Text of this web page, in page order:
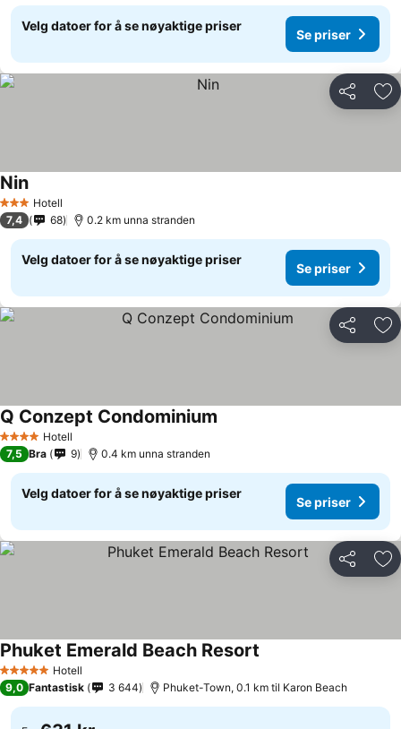
Velg datoer for å se nøyaktige priser
Se priser
Del
3 StjernerHotell
Nin
7,4 68 0.2 km unna stranden
Velg datoer for å se nøyaktige priser
Se priser
Del
4 StjernerHotell
Q Conzept Condominium
7,5 Bra 9 0.4 km unna stranden
Velg datoer for å se nøyaktige priser
Se priser
Del
5 Stjerner Hotell
Phuket Emerald Beach Resort
9,0 Fantastisk 3 644 Phuket-Town, 0.1 km til Karon Beach